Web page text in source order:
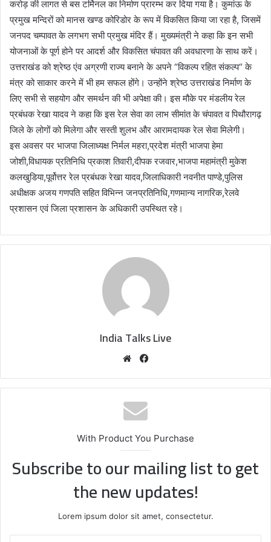
करोड़ की लागत से बस टर्मिनल का निर्माण प्रारम्भ कर दिया गया है। कुमांऊ के
प्रमुख मन्दिरों को मानस खण्ड कोरिडोर के रूप में विकसित किया जा रहा है, जिसमें
जनपद चम्पावत के लगभग सभी प्रमुख मंदिर हैं। मुख्यमंत्री ने कहा कि इन सभी
योजनाओं के पूर्ण होने पर आदर्श और विकसित चंपावत की अवधारणा के साथ करें।
उत्तराखंड को श्रेष्ठ एंव अग्रणी राज्य बनाने के अपने “विकल्प रहित संकल्प“ के
मंत्र को साकार करने में भी हम सफल होंगे। उन्होंने श्रेष्ठ उत्तराखंड निर्माण के
लिए सभी से सहयोग और समर्थन की भी अपेक्षा की। इस मौके पर मंडलीय रेल
प्रबंधक रेखा यादव ने कहा कि इस रेल सेवा का लाभ सीमांत के चंपावत व पिथौरागढ़
जिले के लोगों को मिलेगा और सस्ती शुलभ और आरामदायक रेल सेवा मिलेगी।
इस अवसर पर भाजपा जिलाध्यक्ष निर्मल महरा,प्रदेश मंत्री भाजपा हेमा
जोशी,विधायक प्रतिनिधि प्रकाश तिवारी,दीपक रजवार,भाजपा महामंत्री मुकेश
कलखुडिया,पूर्वोत्तर रेल प्रबंधक रेखा यादव,जिलाधिकारी नवनीत पाण्डे,पुलिस
अधीक्षक अजय गणपति सहित विभिन्न जनप्रतिनिधि,गणमान्य नागरिक,रेलवे
प्रशासन एवं जिला प्रशासन के अधिकारी उपस्थित रहे।
India Talks Live
We
te
bo
With Product You Purchase
Subscribe to our mailing list to get
the new updates!
Lorem ipsum dolor sit amet, consectetur.